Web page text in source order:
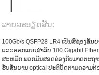
ລາຍ​ລະ​ອຽດ​ສັ້ນ​:
100Gb/s QSFP28 LR4 ເປັນສີ່ຊ່ອງສັນ
ແລະອອກແບບສໍາລັບ 100 Gigabit
ສະຫມັກ.ພວກມັນສອດຄ່ອງກັບມາດຕະຖານ
ຮັບສັນຍານ optical ປະຕິບັດຕາມຄວາມຕ້